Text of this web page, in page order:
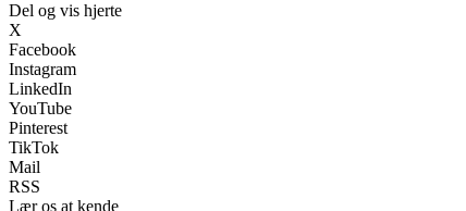
Del og vis hjerte
X
Facebook
Instagram
LinkedIn
YouTube
Pinterest
TikTok
Mail
RSS
Lær os at kende